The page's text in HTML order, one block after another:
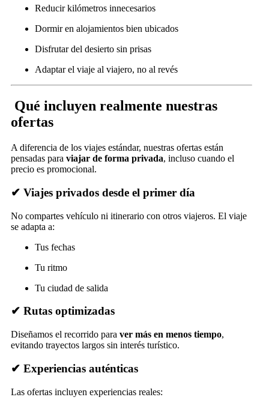
Reducir kilómetros innecesarios
Dormir en alojamientos bien ubicados
Disfrutar del desierto sin prisas
Adaptar el viaje al viajero, no al revés
Qué incluyen realmente nuestras
ofertas
A diferencia de los viajes estándar, nuestras ofertas están
pensadas para viajar de forma privada, incluso cuando el
precio es promocional.
✔ Viajes privados desde el primer día
No compartes vehículo ni itinerario con otros viajeros. El viaje
se adapta a:
Tus fechas
Tu ritmo
Tu ciudad de salida
✔ Rutas optimizadas
Diseñamos el recorrido para ver más en menos tiempo,
evitando trayectos largos sin interés turístico.
✔ Experiencias auténticas
Las ofertas incluyen experiencias reales: